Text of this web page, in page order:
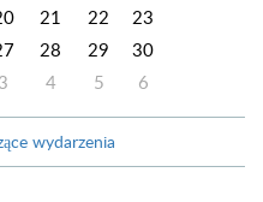
21 22
23
28 29
30
3 4 5 6
wydarzenia